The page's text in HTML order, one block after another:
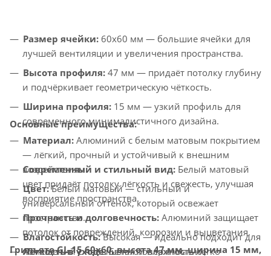
Размер ячейки: 60x60 мм — большие ячейки для
лучшей вентиляции и увеличения пространства.
Высота профиля: 47 мм — придаёт потолку глубину
и подчёркивает геометрическую чёткость.
Ширина профиля: 15 мм — узкий профиль для
современного минималистичного дизайна.
Материал: Алюминий с белым матовым покрытием
— лёгкий, прочный и устойчивый к внешним
воздействиям.
Цвет:Белый матовый — стильный и
универсальный оттенок, который освежает
пространство.
Влагостойкость:Высокая — идеально подходит для
помещений с повышенной влажностью.
Основные преимущества:
Современный и стильный вид: Белый матовый
цвет придаёт потолку лёгкость и свежесть, улучшая
восприятие пространства.
Прочность и долговечность: Алюминий защищает
потолок от повреждений, коррозии и выцветания.
Лёгкость в уходе:Белая поверхность легко
Грильято GL-15 60x60, высота 47 мм, ширина 15 мм,